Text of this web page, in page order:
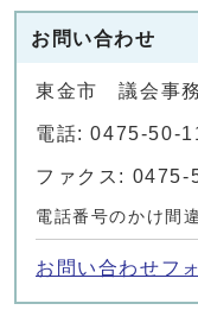
お問い合わせ
東金市 議会事
電話: 0475-50-
ファクス: 0475-
電話番号のかけ間
お問い合わせフ